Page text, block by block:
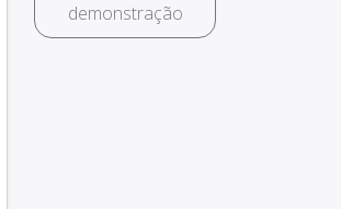
demonstração